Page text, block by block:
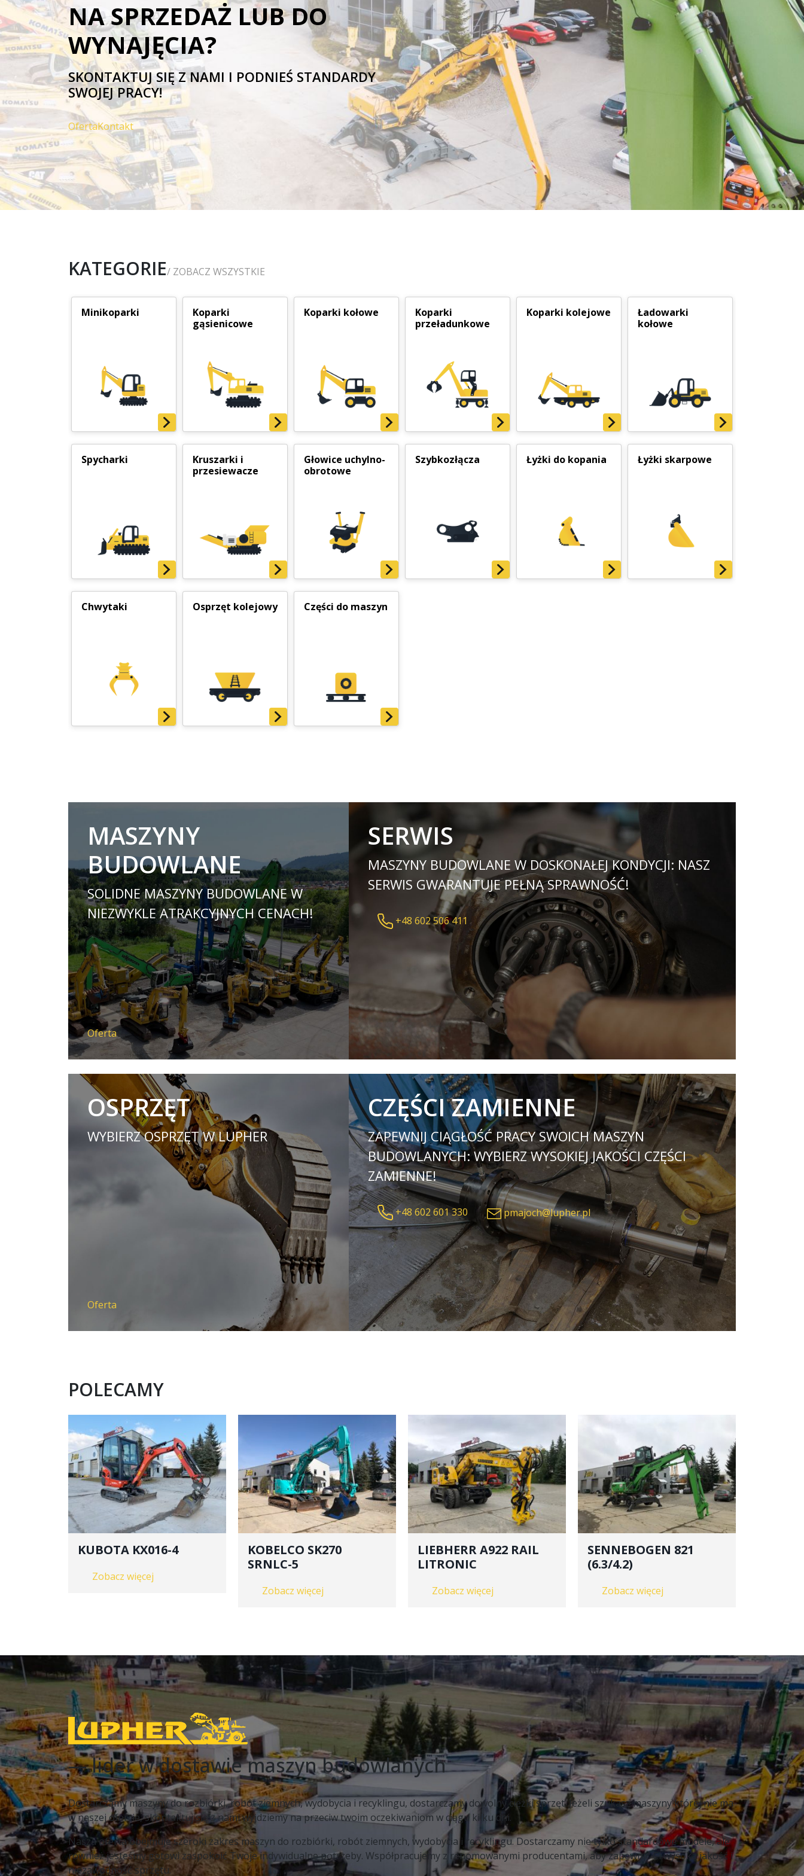
NA SPRZEDAŻ LUB DO
WYNAJĘCIA?
SKONTAKTUJ SIĘ Z NAMI I PODNIEŚ STANDARDY
SWOJEJ PRACY!
OfertaKontakt
KATEGORIE/ ZOBACZ WSZYSTKIE
Minikoparki
Koparki
gąsienicowe
Koparki kołowe
Koparki
przeładunkowe
Koparki kolejowe
Ładowarki
kołowe
Spycharki
Kruszarki i
przesiewacze
Głowice uchylno-
obrotowe
Szybkozłącza Łyżki do kopania Łyżki skarpowe
Chwytaki Osprzęt kolejowy Części do maszyn
MASZYNY
BUDOWLANE
SOLIDNE MASZYNY BUDOWLANE W
NIEZWYKLE ATRAKCYJNYCH CENACH!
Oferta
SERWIS
MASZYNY BUDOWLANE W DOSKONAŁEJ KONDYCJI: NASZ
SERWIS GWARANTUJE PEŁNĄ SPRAWNOŚĆ!
+48 602 506 411
OSPRZĘT
WYBIERZ OSPRZĘT W LUPHER
Oferta
CZĘŚCI ZAMIENNE
ZAPEWNIJ CIĄGŁOŚĆ PRACY SWOICH MASZYN
BUDOWLANYCH: WYBIERZ WYSOKIEJ JAKOŚCI CZĘŚCI
ZAMIENNE!
+48 602 601 330 pmajoch@lupher.pl
POLECAMY
KUBOTA KX016-4
Zobacz więcej
KOBELCO SK270
SRNLC-5
Zobacz więcej
LIEBHERR A922 RAIL
LITRONIC
Zobacz więcej
SENNEBOGEN 821
(6.3/4.2)
Zobacz więcej
— lider w dostawie maszyn budowlanych
Dostarczamy maszyny do rozbiórki, robót ziemnych, wydobycia i recyklingu, dostarczamy dowolny ciężki sprzęt. Jeżeli szukasz maszyny której nie ma
w naszej ofercie, skontaktuj się z nami wyjdziemy na przeciw twoim oczekiwaniom w ciągu kilku dni.
Nasza oferta obejmuje szeroki zakres maszyn do rozbiórki, robót ziemnych, wydobycia i recyklingu. Dostarczamy nie tylko standardowe modele, ale
również jesteśmy gotowi zaspokoić Twoje indywidualne potrzeby. Współpracujemy z renomowanymi producentami, aby zapewnić Ci wysoką jakość i
niezawodność sprzętu.